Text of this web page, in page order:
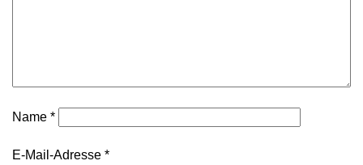
Name *
E-Mail-Adresse *